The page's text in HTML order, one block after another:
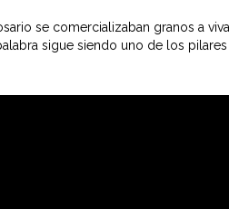
se comercializaban granos a
sigue siendo uno de los pilares